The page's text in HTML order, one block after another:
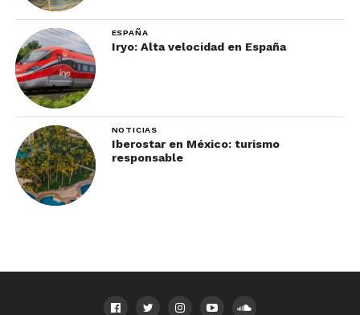
ESPAÑA
Iryo: Alta velocidad en España
NOTICIAS
Iberostar en México: turismo
responsable